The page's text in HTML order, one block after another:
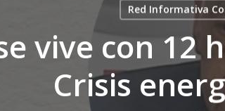
Red Informativa
vive con 12
Crisis